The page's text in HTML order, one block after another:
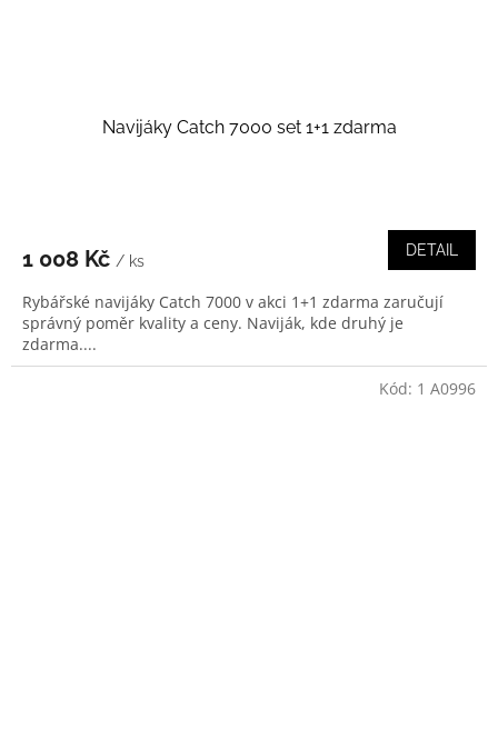
Navijáky Catch 7000 set 1+1 zdarma
1 008 Kč / ks
DETAIL
Rybářské navijáky Catch 7000 v akci 1+1 zdarma zaručují
správný poměr kvality a ceny. Naviják, kde druhý je
zdarma....
Kód: 1 A0996